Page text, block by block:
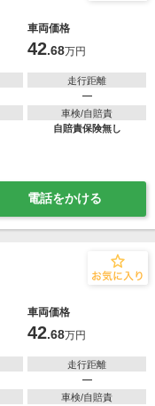
車両価格
42.68万円
走行距離
―
車検/自賠責
自賠責保険無し
電話をかける
車両価格
42.68万円
走行距離
―
車検/自賠責